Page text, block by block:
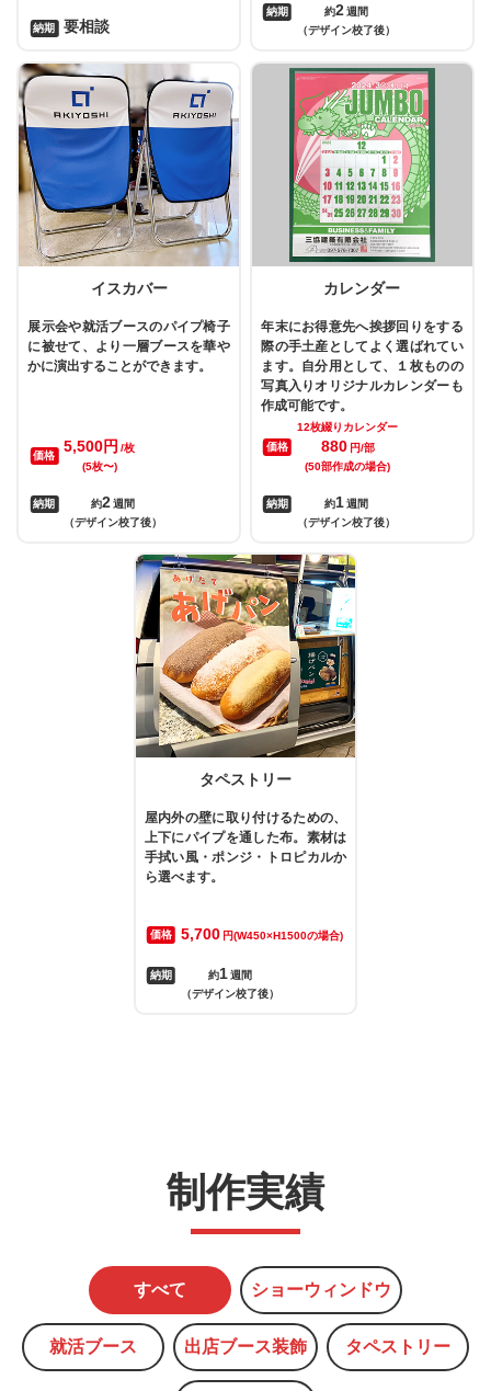
納期 要相談
納期 約2 週間
（デザイン校了後）
イスカバー
展示会や就活ブースのパイプ椅子
に被せて、より一層ブースを華や
かに演出することができます。
価格
5,500円 /枚
(5枚〜)
納期 約2 週間
（デザイン校了後）
カレンダー
年末にお得意先へ挨拶回りをする
際の手土産としてよく選ばれてい
ます。自分用として、１枚ものの
写真入りオリジナルカレンダーも
作成可能です。
価格
12枚綴りカレンダー
880 円/部
(50部作成の場合)
納期 約1 週間
（デザイン校了後）
タペストリー
屋内外の壁に取り付けるための、
上下にパイプを通した布。素材は
手拭い風・ポンジ・トロピカルか
ら選べます。
価格 5,700 円(W450×H1500の場合)
納期 約1週間
（デザイン校了後）
制作実績
すべて ショーウィンドウ
就活ブース 出店ブース装飾 タペストリー